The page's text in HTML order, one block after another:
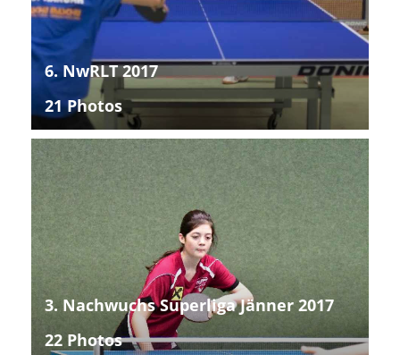
6. NwRLT 2017
21 Photos
3. Nachwuchs Superliga Jänner 2017
22 Photos